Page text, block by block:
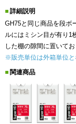
詳細説明
GH75と同じ商品を段ボ
ルにはミシン目が有り1
した棚の隙間に置いてお
※販売単位は外箱単位と
関連商品